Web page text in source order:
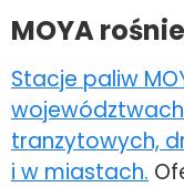
MOYA rośnie
Stacje paliw
tranzytowych,
i w miastach.